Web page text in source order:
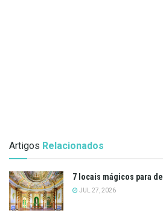
Artigos Relacionados
7 locais mágicos para
JUL 27, 2026